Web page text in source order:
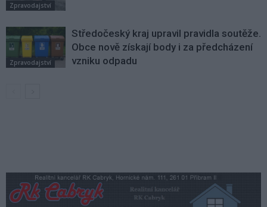
Zpravodajství
Zpravodajství
Středočeský kraj upravil pravidla soutěže.
Obce nově získají body i za předcházení
vzniku odpadu